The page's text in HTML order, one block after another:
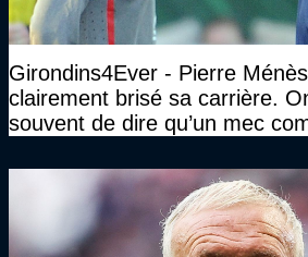
Girondins4Ever - Pierre
clairement brisé sa carrière.
souvent de dire qu’un mec